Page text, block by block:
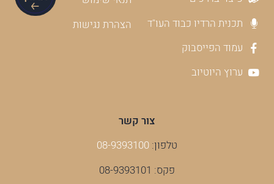
תכנית הרדיו כבוד העו"ד
עמוד הפייסבוק
ערוץ היוטיוב
הצהרת נגישות
צור קשר
טלפון: 08-9393100
פקס: 08-9393101